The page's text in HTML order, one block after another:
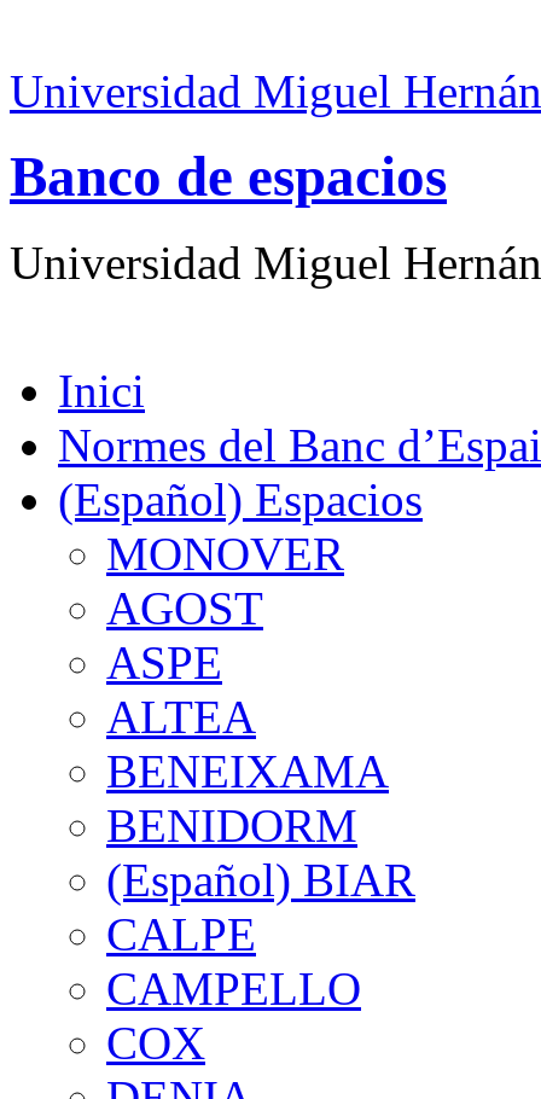
Universidad Miguel
Banco de espacios
Universidad Miguel
Inici
Normes del Banc
(Español) Espacios
MONOVER
AGOST
ASPE
ALTEA
BENEIXAMA
BENIDORM
(Español) BIAR
CALPE
CAMPELLO
COX